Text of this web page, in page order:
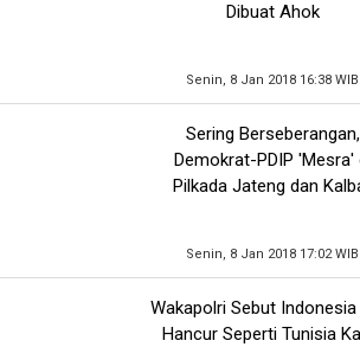
Dibuat Ahok
Senin, 8 Jan 2018 16:38 WIB
Sering Berseberangan,
Demokrat-PDIP 'Mesra'
Pilkada Jateng dan
Senin, 8 Jan 2018 17:02 WIB
Wakapolri Sebut
Hancur Seperti Tunisia